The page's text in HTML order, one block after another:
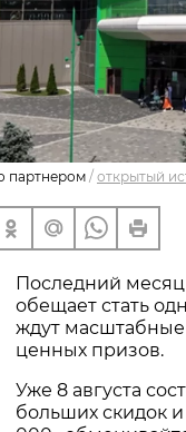
партнером/ открытый
Последний месяц
обещает стать
ждут
ценных призов.
Уже 8 августа
больших скидок